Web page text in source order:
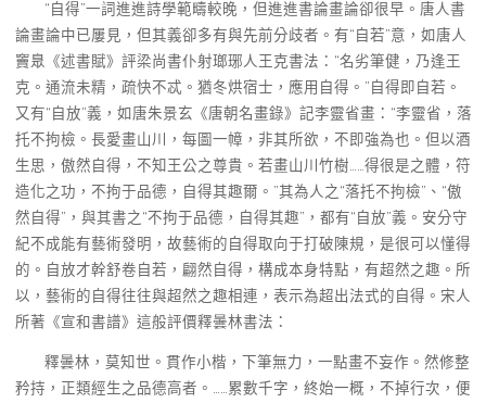
“自得”一詞進進詩學範疇較晚，但進進書論畫論卻很早。唐人書
論畫論中已屢見，但其義卻多有與先前分歧者。有“自若”意，如唐人
竇臮《述書賦》評梁尚書仆射瑯琊人王克書法：“名劣筆健，乃逢王
克。通流未精，疏快不忒。猶冬烘宿士，應用自得。”自得即自若。
又有“自放”義，如唐朱景玄《唐朝名畫錄》記李靈省畫：“李靈省，落
托不拘檢。長愛畫山川，每圖一幛，非其所欲，不即強為也。但以酒
生思，傲然自得，不知王公之尊貴。若畫山川竹樹……得很是之體，符
造化之功，不拘于品德，自得其趣爾。”其為人之“落托不拘檢”、“傲
然自得”，與其書之“不拘于品德，自得其趣”，都有“自放”義。安分守
紀不成能有藝術發明，故藝術的自得取向于打破陳規，是很可以懂得
的。自放才幹舒卷自若，翩然自得，構成本身特點，有超然之趣。所
以，藝術的自得往往與超然之趣相連，表示為超出法式的自得。宋人
所著《宣和書譜》這般評價釋曇林書法：
釋曇林，莫知世。貫作小楷，下筆無力，一點畫不妄作。然修整
矜持，正類經生之品德高者。……累數千字，終始一概，不掉行次，便